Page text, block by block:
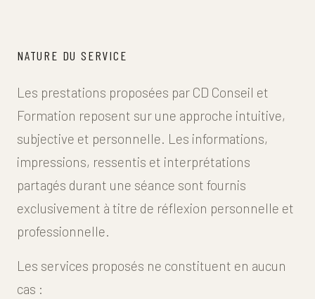
NATURE DU SERVICE
Les prestations proposées par CD Conseil et
Formation reposent sur une approche intuitive,
subjective et personnelle. Les informations,
impressions, ressentis et interprétations
partagés durant une séance sont fournis
exclusivement à titre de réflexion personnelle et
professionnelle.
Les services proposés ne constituent en aucun
cas :